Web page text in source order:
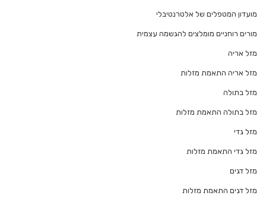
מועדון המטפלים של אלטרנטיבלי
מורים רוחניים מומלצים להגשמה עצמית
מזל אריה
מזל אריה התאמת מזלות
מזל בתולה
מזל בתולה התאמת מזלות
מזל גדי
מזל גדי התאמת מזלות
מזל דגים
מזל דגים התאמת מזלות